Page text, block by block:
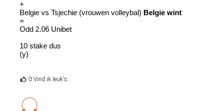
+
Belgie vs Tsjechie (vrouwen volleybal) Belgie wint
=
Odd 2.06 Unibet
10 stake dus
(y)
0 Vind ik leuk's